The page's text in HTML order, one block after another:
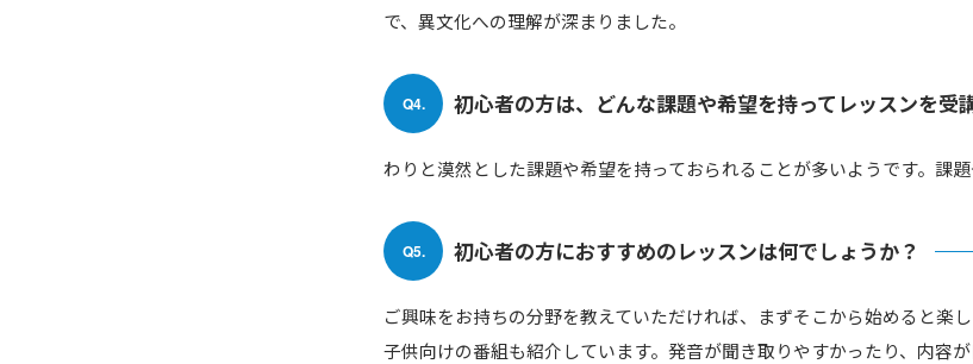
で、異文化への理解が深まりました。
Q4. 初心者の方は、どんな課題や希望を持ってレッスンを受
わりと漠然とした課題や希望を持っておられることが多いようです。課
Q5. 初心者の方におすすめのレッスンは何でしょうか？
ご興味をお持ちの分野を教えていただければ、まずそこから始めると楽
子供向けの番組も紹介しています。発音が聞き取りやすかったり、内容